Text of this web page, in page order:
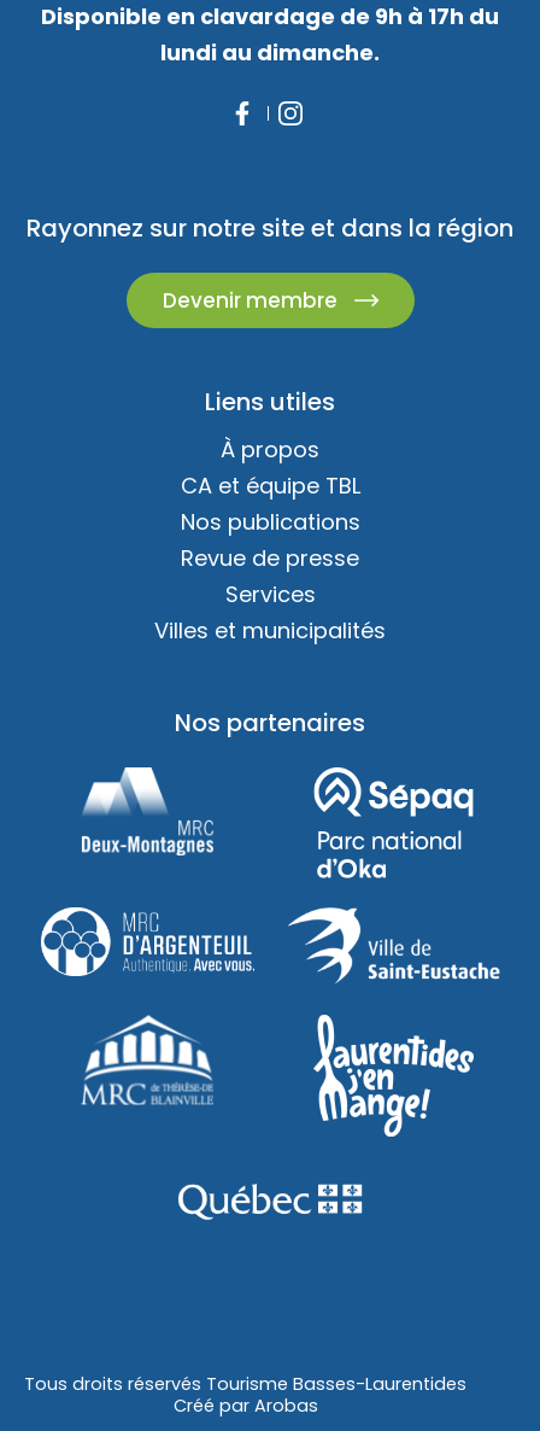
Disponible en clavardage de 9h à 17h du
lundi au dimanche.
Rayonnez sur notre site et dans la région
Devenir membre
Liens utiles
À propos
CA et équipe TBL
Nos publications
Revue de presse
Services
Villes et municipalités
Nos partenaires
Tous droits réservés Tourisme Basses-Laurentides
Créé par Arobas